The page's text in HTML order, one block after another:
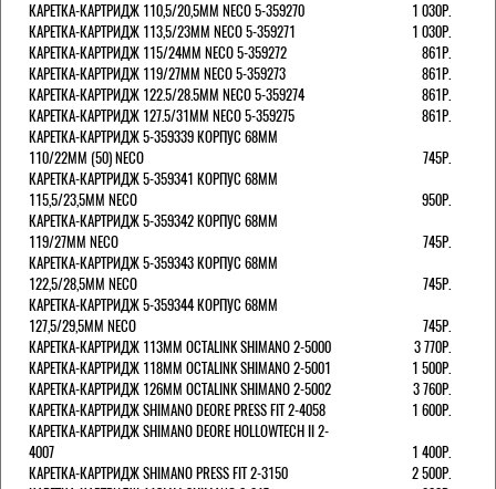
КАРЕТКА-КАРТРИДЖ 110,5/20,5ММ NECO 5-359270
1 030Р.
КАРЕТКА-КАРТРИДЖ 113,5/23ММ NECO 5-359271
1 030Р.
КАРЕТКА-КАРТРИДЖ 115/24ММ NECO 5-359272
861Р.
КАРЕТКА-КАРТРИДЖ 119/27ММ NECO 5-359273
861Р.
КАРЕТКА-КАРТРИДЖ 122.5/28.5ММ NECO 5-359274
861Р.
КАРЕТКА-КАРТРИДЖ 127.5/31ММ NECO 5-359275
861Р.
КАРЕТКА-КАРТРИДЖ 5-359339 КОРПУС 68ММ
110/22ММ (50) NECO
745Р.
КАРЕТКА-КАРТРИДЖ 5-359341 КОРПУС 68ММ
115,5/23,5ММ NECO
950Р.
КАРЕТКА-КАРТРИДЖ 5-359342 КОРПУС 68ММ
119/27ММ NECO
745Р.
КАРЕТКА-КАРТРИДЖ 5-359343 КОРПУС 68ММ
122,5/28,5ММ NECO
745Р.
КАРЕТКА-КАРТРИДЖ 5-359344 КОРПУС 68ММ
127,5/29,5ММ NECO
745Р.
КАРЕТКА-КАРТРИДЖ 113ММ OCTALINK SHIMANO 2-5000
3 770Р.
КАРЕТКА-КАРТРИДЖ 118ММ OCTALINK SHIMANO 2-5001
1 500Р.
КАРЕТКА-КАРТРИДЖ 126ММ OCTALINK SHIMANO 2-5002
3 760Р.
КАРЕТКА-КАРТРИДЖ SHIMANO DEORE PRESS FIT 2-4058
1 600Р.
КАРЕТКА-КАРТРИДЖ SHIMANO DEORE HOLLOWTECH II 2-
4007
1 400Р.
КАРЕТКА-КАРТРИДЖ SHIMANO PRESS FIT 2-3150
2 500Р.